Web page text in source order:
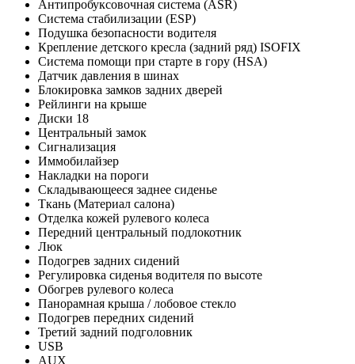
Антипробуксовочная система (ASR)
Система стабилизации (ESP)
Подушка безопасности водителя
Крепление детского кресла (задний ряд) ISOFIX
Система помощи при старте в гору (HSA)
Датчик давления в шинах
Блокировка замков задних дверей
Рейлинги на крыше
Диски 18
Центральный замок
Сигнализация
Иммобилайзер
Накладки на пороги
Складывающееся заднее сиденье
Ткань (Материал салона)
Отделка кожей рулевого колеса
Передний центральный подлокотник
Люк
Подогрев задних сидений
Регулировка сиденья водителя по высоте
Обогрев рулевого колеса
Панорамная крыша / лобовое стекло
Подогрев передних сидений
Третий задний подголовник
USB
AUX